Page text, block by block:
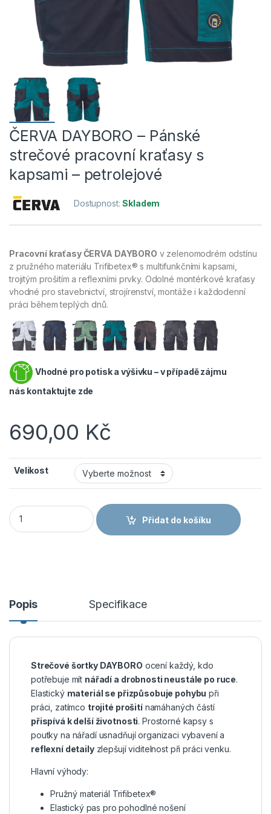
ČERVA DAYBORO – Pánské
strečové pracovní kraťasy s
kapsami – petrolejové
Dostupnost:Skladem
Pracovní kraťasy ČERVA DAYBORO v zelenomodrém odstínu
z pružného materiálu Trifibetex® s multifunkčními kapsami,
trojitým prošitím a reflexními prvky. Odolné montérkové kraťasy
vhodné pro stavebnictví, strojírenství, montáže i každodenní
práci během teplých dnů.
Vhodné pro potisk a výšivku – v případě zájmu
nás kontaktujte zde
690,00 Kč
Velikost
ČERVA DAYBORO - Pánské strečové pracovní kraťasy s
Přidat do košíku
Popis Specifikace
Strečové šortky DAYBORO ocení každý, kdo
potřebuje mít nářadí a drobnosti neustále po ruce.
Elastický materiál se přizpůsobuje pohybu při
práci, zatímco trojité prošitínamáhaných částí
přispívá k delší životnosti. Prostorné kapsy s
poutky na nářadí usnadňují organizaci vybavení a
reflexní detailyzlepšují viditelnost při práci venku.
Hlavní výhody:
Pružný materiál Trifibetex®
Elastický pas pro pohodlné nošení